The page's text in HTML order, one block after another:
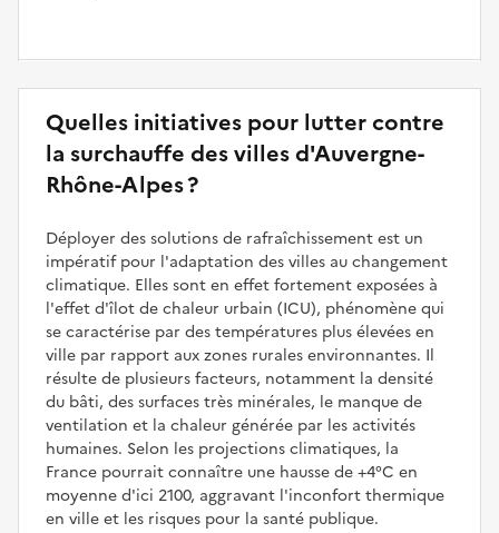
Quelles initiatives pour lutter contre
la surchauffe des villes d'Auvergne-
Rhône-Alpes ?
Déployer des solutions de rafraîchissement est un
impératif pour l'adaptation des villes au changement
climatique. Elles sont en effet fortement exposées à
l'effet d'îlot de chaleur urbain (ICU), phénomène qui
se caractérise par des températures plus élevées en
ville par rapport aux zones rurales environnantes. Il
résulte de plusieurs facteurs, notamment la densité
du bâti, des surfaces très minérales, le manque de
ventilation et la chaleur générée par les activités
humaines. Selon les projections climatiques, la
France pourrait connaître une hausse de +4°C en
moyenne d'ici 2100, aggravant l'inconfort thermique
en ville et les risques pour la santé publique.